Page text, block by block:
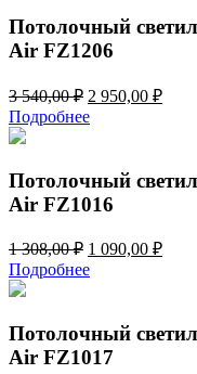
980,00 ₽.
Потолочный
Air FZ1206
3 540,00₽ Первоначальная
цена
составляла
540,00 ₽.
2 950,00 ₽
Подробнее
Потолочный
Air FZ1016
1 308,00₽ Первоначальная
цена
составляла
308,00 ₽.
1 090,00 ₽
Подробнее
Потолочный
Air FZ1017